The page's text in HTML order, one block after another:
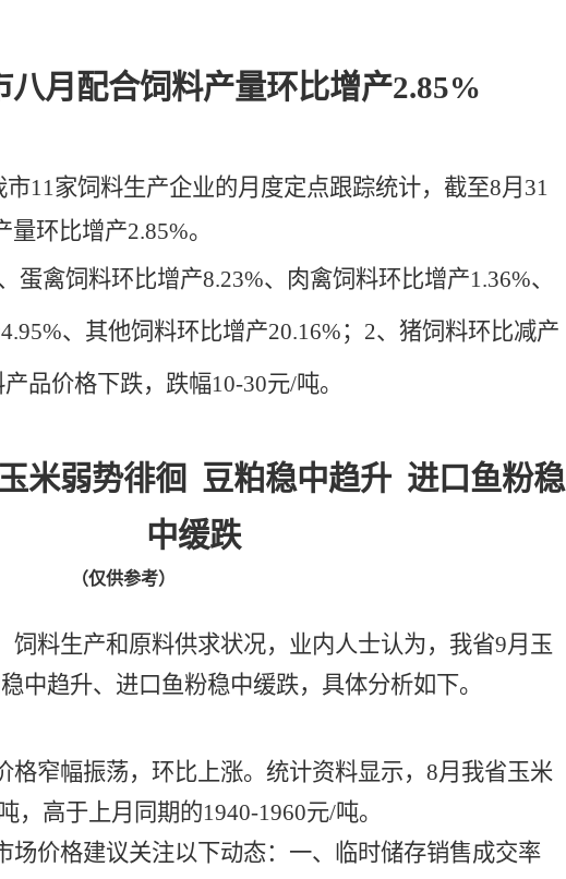
八月配合饲料产量环比增产2.85%
市11家饲料生产企业的月度定点跟踪统计，截至8月 31
量环比增产2.85%。
蛋禽饲料环比增产8.23%、肉禽饲料环比增产1.36%、
4.95%、其他饲料环比增产20.16%； 2、猪饲料环比减产
品价格下跌，跌幅10-30元/吨。
米弱势徘徊 豆粕稳中趋升 进口鱼粉稳
中缓跌
（仅供参考）
饲料生产和原料供求状况，业内人士认为，我省9月玉
中趋升、进口鱼粉稳中缓跌，具体分析如下。
格窄幅振荡，环比上涨。统计资料显示， 8月我省玉米
，高于上月同期的1940-1960元/吨。
场价格建议关注以下动态：一、临时储存销售成交率